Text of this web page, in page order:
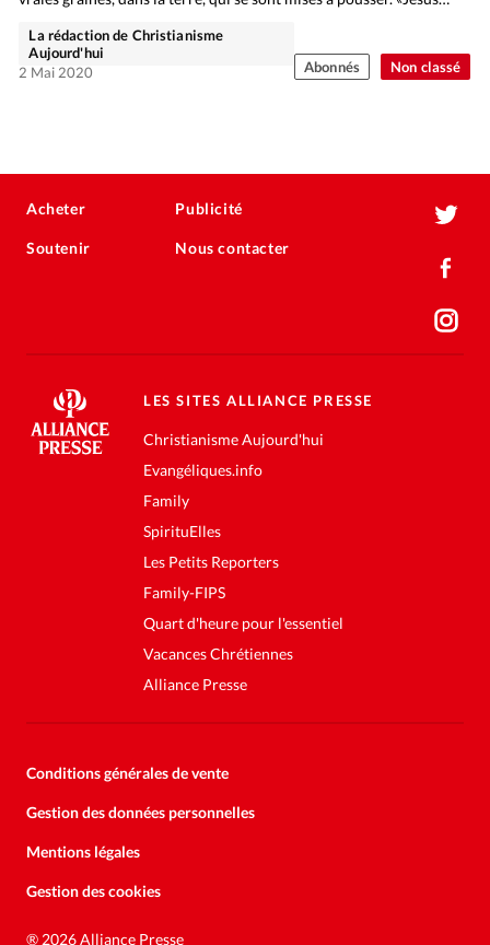
Non classé
La rédaction de Christianisme
Aujourd'hui
2 Mai 2020
Abonnés
Acheter
Soutenir
Publicité
Nous contacter
LES SITES ALLIANCE PRESSE
Christianisme Aujourd'hui
Evangéliques.info
Family
SpirituElles
Les Petits Reporters
Family-FIPS
Quart d'heure pour l'essentiel
Vacances Chrétiennes
Alliance Presse
Conditions générales de vente
Gestion des données personnelles
Mentions légales
Gestion des cookies
® 2026 Alliance Presse